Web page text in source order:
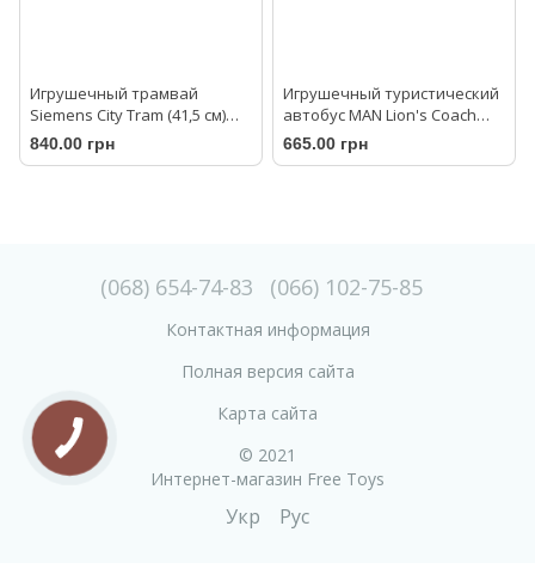
Игрушечный трамвай
Siemens City Tram (41,5 см)
Dickie Toys 3747016
840.00 грн
Игрушечный туристический
автобус MAN Lion's Coach
Flixbus Dickie Toys 3744015
зеленый
665.00 грн
(068) 654-74-83 (066) 102-75-85
Контактная информация
Полная версия сайта
Карта сайта
© 2021
Интернет-магазин Free Toys
Укр Рус